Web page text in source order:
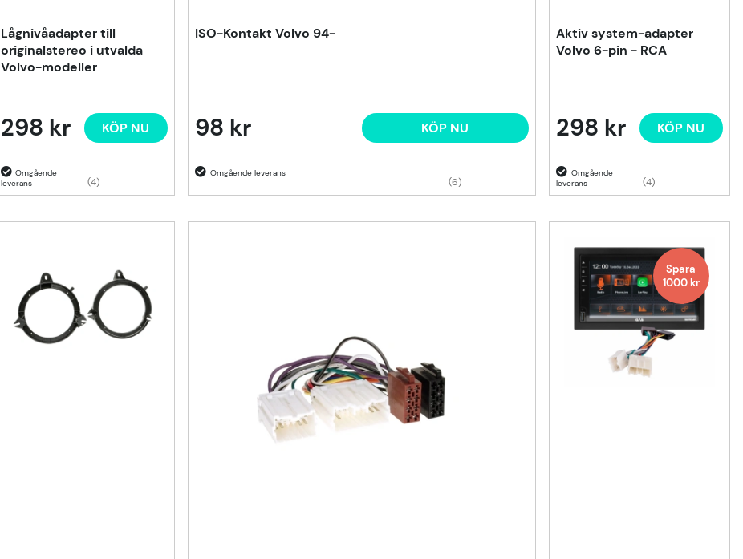
Lågnivåadapter till
originalstereo i utvalda
Volvo-modeller
298 kr
(4)
KÖP NU
ISO-Kontakt Volvo 94-
98 kr
(6)
KÖP NU
Aktiv system-adapter
Volvo 6-pin - RCA
298 kr
(4)
KÖP NU
Spara
1000kr